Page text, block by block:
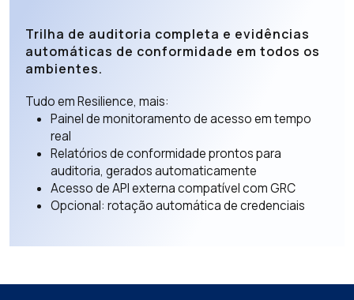
Trilha de auditoria completa e evidências
automáticas de conformidade em todos os
ambientes.
Tudo em Resilience, mais:
Painel de monitoramento de acesso em tempo
real
Relatórios de conformidade prontos para
auditoria, gerados automaticamente
Acesso de API externa compatível com GRC
Opcional: rotação automática de credenciais